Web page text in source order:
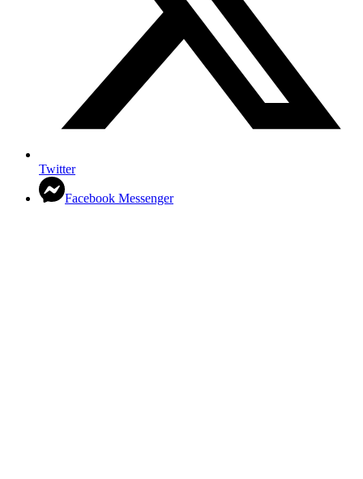
Twitter
Facebook Messenger